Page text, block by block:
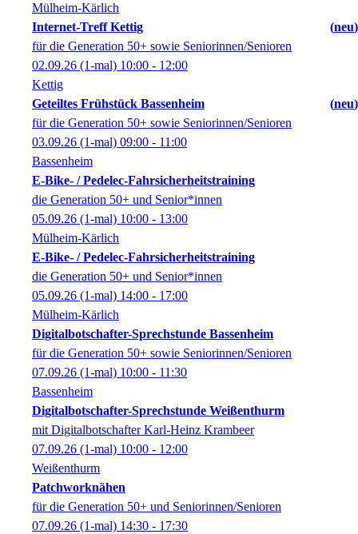
Mülheim-Kärlich
Internet-Treff Kettig
neu
für die Generation 50+ sowie Seniorinnen/Senioren
02.09.26 (1-mal) 10:00 - 12:00
Kettig
Geteiltes Frühstück Bassenheim
neu
für die Generation 50+ sowie Seniorinnen/Senioren
03.09.26 (1-mal) 09:00 - 11:00
Bassenheim
E-Bike- / Pedelec-Fahrsicherheitstraining
die Generation 50+ und Senior*innen
05.09.26 (1-mal) 10:00 - 13:00
Mülheim-Kärlich
E-Bike- / Pedelec-Fahrsicherheitstraining
die Generation 50+ und Senior*innen
05.09.26 (1-mal) 14:00 - 17:00
Mülheim-Kärlich
Digitalbotschafter-Sprechstunde Bassenheim
für die Generation 50+ sowie Seniorinnen/Senioren
07.09.26 (1-mal) 10:00 - 11:30
Bassenheim
Digitalbotschafter-Sprechstunde Weißenthurm
mit Digitalbotschafter Karl-Heinz Krambeer
07.09.26 (1-mal) 10:00 - 12:00
Weißenthurm
Patchworknähen
für die Generation 50+ und Seniorinnen/Senioren
07.09.26 (1-mal) 14:30 - 17:30